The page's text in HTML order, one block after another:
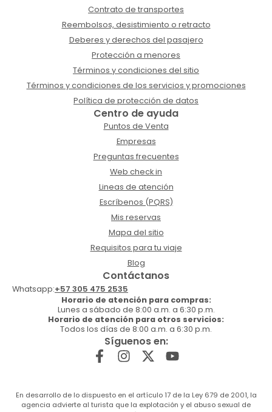
Contrato de transportes
Reembolsos, desistimiento o retracto
Deberes y derechos del pasajero
Protección a menores
Términos y condiciones del sitio
Términos y condiciones de los servicios y promociones
Política de protección de datos
Centro de ayuda
Puntos de Venta
Empresas
Preguntas frecuentes
Web check in
Lineas de atención
Escríbenos (PQRS)
Mis reservas
Mapa del sitio
Requisitos para tu viaje
Blog
Contáctanos
Whatsapp:+57 305 475 2535
Horario de atención para compras:
Lunes a sábado de 8:00 a.m. a 6:30 p.m.
Horario de atención para otros servicios:
Todos los días de 8:00 a.m. a 6:30 p.m.
Síguenos en:
En desarrollo de lo dispuesto en el artículo 17 de la Ley 679 de 2001, la
agencia advierte al turista que la explotación y el abuso sexual de